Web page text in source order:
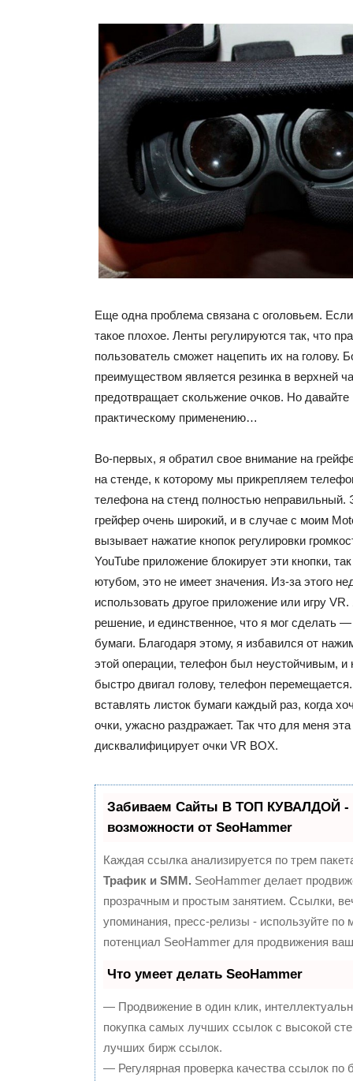
Еще одна проблема связана с оголовьем.
такое плохое. Ленты регулируются так, что
пользователь сможет нацепить их на голову.
преимуществом является резинка в верхней
предотвращает скольжение очков. Но давайте
практическому применению…
Во-первых, я обратил свое внимание на
на стенде, к которому мы прикрепляем
телефона на стенд полностью неправильный.
грейфер очень широкий, и в случае с моим
вызывает нажатие кнопок регулировки
YouTube приложение блокирует эти кнопки,
ютубом, это не имеет значения. Из-за этого
использовать другое приложение или игру
решение, и единственное, что я мог сделать
бумаги. Благодаря этому, я избавился от
этой операции, телефон был неустойчивым, и
быстро двигал голову, телефон
вставлять листок бумаги каждый раз, когда
очки, ужасно раздражает. Так что для меня
дисквалифицирует очки VR BOX.
Забиваем Сайты В ТОП КУВАЛДОЙ -
возможности от SeoHammer
Каждая ссылка анализируется по трем
Трафик и SMM. SeoHammer делает
прозрачным и простым занятием. Ссылки,
упоминания, пресс-релизы - используйте по
потенциал SeoHammer для продвижения
Что умеет делать SeoHammer
— Продвижение в один клик,
покупка самых лучших ссылок с высокой
лучших бирж ссылок.
— Регулярная проверка качества ссылок по